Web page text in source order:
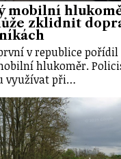
mobilní
zklidnit
v republice pořídil
hlukoměr.
využívat při…